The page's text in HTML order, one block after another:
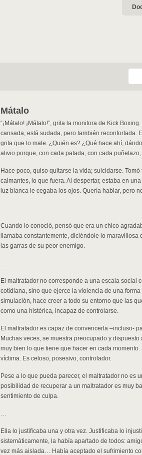
Mátalo
“¡Mátalo! ¡Mátalo!”, grita la monitora de Kick
cansada, está sudada, pero también reconfortada.
grita que lo mate. ¿Quién es? ¿Qué hace ahí,
alivio porque, con cada patada, con cada
Hace poco, quiso quitarse la vida; suicidarse.
calmantes, lo que fuera. Al despertar, estaba en
luz blanca le cegaba los ojos. Quería hablar, pero
…
Cuando lo conoció, pensó que era un chico
llamaba constantemente, diciéndole lo
las garras de su peor enemigo.
…
El maltratador no corresponde a una escala social
cotidiana, sino que ejerce la violencia de una
simulación, hace creer a todo su entorno que las
como una histérica, incapaz de controlarse.
El maltratador es capaz de convencerla –incluso-
Muchas veces, se muestra preocupado y
muy bien lo que tiene que hacer en cada
víctima. Es celoso, posesivo, controlador.
Pese a lo que pueda parecer, el maltratador no es
posibilidad de recuperar a un maltratador es muy
sentimiento de culpa.
…
Ella lo justificaba una y otra vez. Justificaba lo
sistemáticamente, la había apartado de todos:
vez más aislada… Había aceptado el sufrimiento